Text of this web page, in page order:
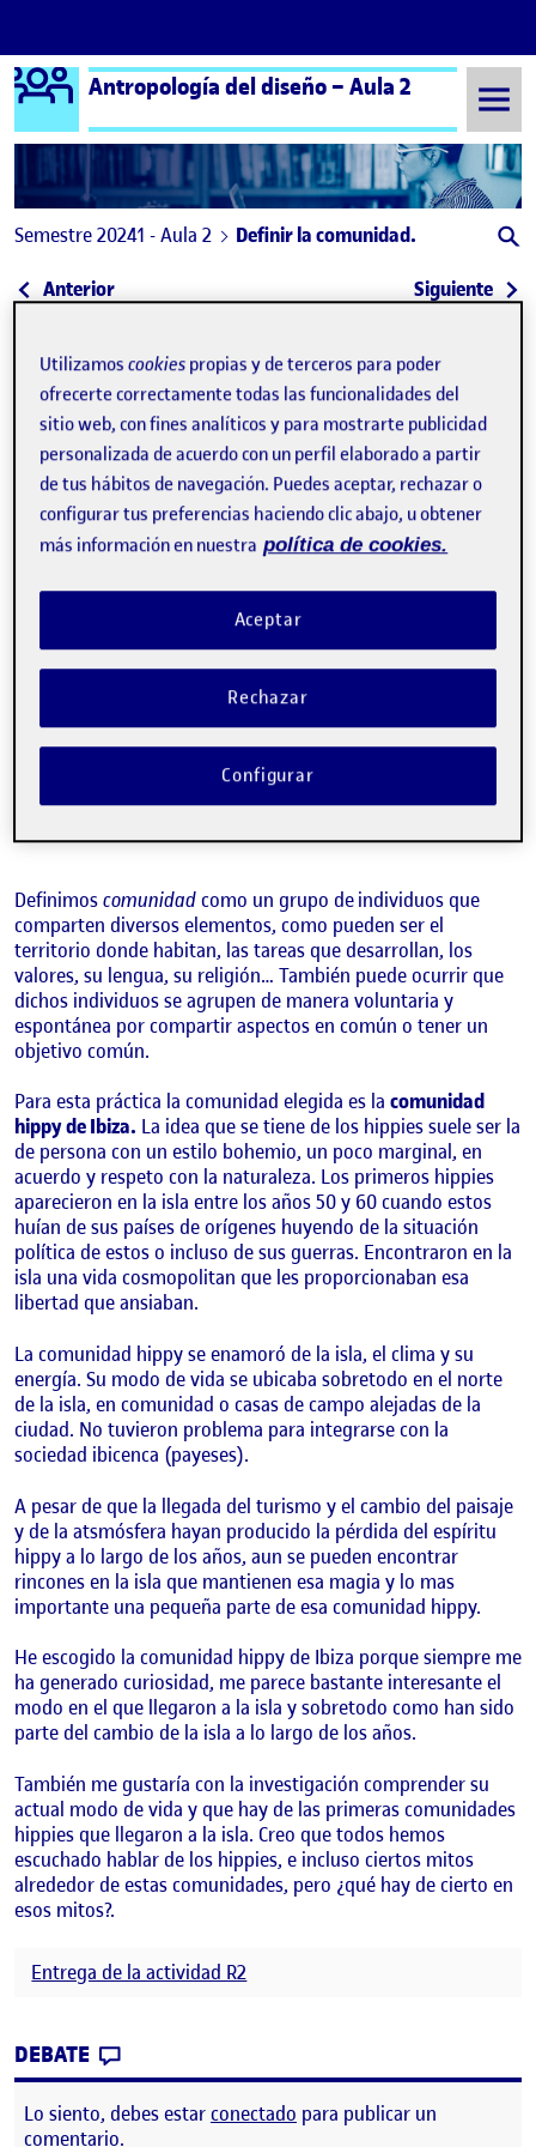
Saltar al contenido
Logo Ágora
Antropología del diseño – Aula 2
Semestre 20241 - Aula 2 Definir la comunidad.
Navegación de entradas
Anterior: Fase 2: Componer el Kit de Campo Siguiente:
Publicado porDefinir la comunidad.
Publicado por
Sarai Hernandez Diaz
Visibilidad:
Pública - Fecha de publicación
19 Nov 2024 -comentario en Definir la comunidad.
Definimoscomunidadcomo un grupo de individuos que
comparten diversos elementos, como pueden ser el
territorio donde habitan, las tareas que desarrollan, los
valores, su lengua, su religión… También puede ocurrir que
dichos individuos se agrupen de manera voluntaria y
espontánea por compartir aspectos en común o tener un
objetivo común.
Para esta práctica la comunidad elegida es la comunidad
hippy de Ibiza. La idea que se tiene de los hippies suele ser la
de persona con un estilo bohemio, un poco marginal, en
acuerdo y respeto con la naturaleza. Los primeros hippies
aparecieron en la isla entre los años 50 y 60 cuando estos
huían de sus países de orígenes huyendo de la situación
política de estos o incluso de sus guerras. Encontraron en la
isla una vida cosmopolitan que les proporcionaban esa
libertad que ansiaban.
La comunidad hippy se enamoró de la isla, el clima y su
energía. Su modo de vida se ubicaba sobretodo en el norte
de la isla, en comunidad o casas de campo alejadas de la
ciudad. No tuvieron problema para integrarse con la
sociedad ibicenca (payeses).
A pesar de que la llegada del turismo y el cambio del paisaje
y de la atsmósfera hayan producido la pérdida del espíritu
hippy a lo largo de los años, aun se pueden encontrar
rincones en la isla que mantienen esa magia y lo mas
importante una pequeña parte de esa comunidad hippy.
He escogido la comunidad hippy de Ibiza porque siempre me
ha generado curiosidad, me parece bastante interesante el
modo en el que llegaron a la isla y sobretodo como han sido
parte del cambio de la isla a lo largo de los años.
También me gustaría con la investigación comprender su
actual modo de vida y que hay de las primeras comunidades
hippies que llegaron a la isla. Creo que todos hemos
escuchado hablar de los hippies, e incluso ciertos mitos
alrededor de estas comunidades, pero ¿qué hay de cierto en
esos mitos?.
Entrega de la actividad R2
DEBATE
Lo siento, debes estarconectado para publicar un
comentario.
Utilizamoscookies propias y de terceros para poder
ofrecerte correctamente todas las funcionalidades del
sitio web, con fines analíticos y para mostrarte publicidad
personalizada de acuerdo con un perfil elaborado a partir
de tus hábitos de navegación. Puedes aceptar, rechazar o
configurar tus preferencias haciendo clic abajo, u obtener
más información en nuestra política de cookies.
Rechazar
Aceptar
Configurar